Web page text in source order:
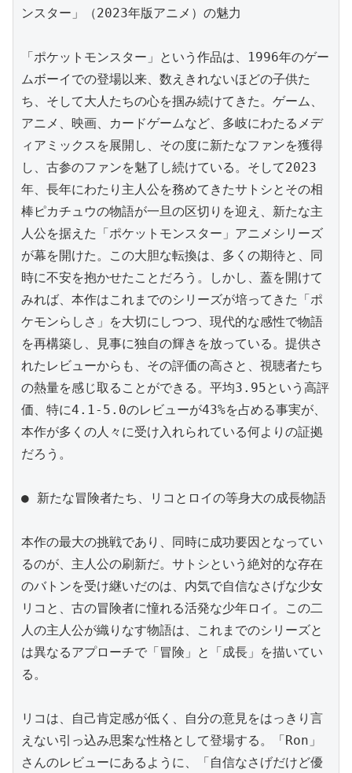
ンスター」（2023年版アニメ）の魅力
「ポケットモンスター」という作品は、1996年のゲー
ムボーイでの登場以来、数えきれないほどの子供た
ち、そして大人たちの心を掴み続けてきた。ゲーム、
アニメ、映画、カードゲームなど、多岐にわたるメデ
ィアミックスを展開し、その度に新たなファンを獲得
し、古参のファンを魅了し続けている。そして2023
年、長年にわたり主人公を務めてきたサトシとその相
棒ピカチュウの物語が一旦の区切りを迎え、新たな主
人公を据えた「ポケットモンスター」アニメシリーズ
が幕を開けた。この大胆な転換は、多くの期待と、同
時に不安を抱かせたことだろう。しかし、蓋を開けて
みれば、本作はこれまでのシリーズが培ってきた「ポ
ケモンらしさ」を大切にしつつ、現代的な感性で物語
を再構築し、見事に独自の輝きを放っている。提供さ
れたレビューからも、その評価の高さと、視聴者たち
の熱量を感じ取ることができる。平均3.95という高評
価、特に4.1-5.0のレビューが43%を占める事実が、
本作が多くの人々に受け入れられている何よりの証拠
だろう。
● 新たな冒険者たち、リコとロイの等身大の成長物語
本作の最大の挑戦であり、同時に成功要因となってい
るのが、主人公の刷新だ。サトシという絶対的な存在
のバトンを受け継いだのは、内気で自信なさげな少女
リコと、古の冒険者に憧れる活発な少年ロイ。この二
人の主人公が織りなす物語は、これまでのシリーズと
は異なるアプローチで「冒険」と「成長」を描いてい
る。
リコは、自己肯定感が低く、自分の意見をはっきり言
えない引っ込み思案な性格として登場する。「Ron」
さんのレビューにあるように、「自信なさげだけど優